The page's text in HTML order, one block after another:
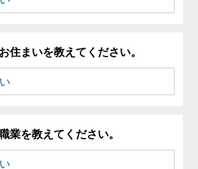
住まいを教えてください。
業を教えてください。